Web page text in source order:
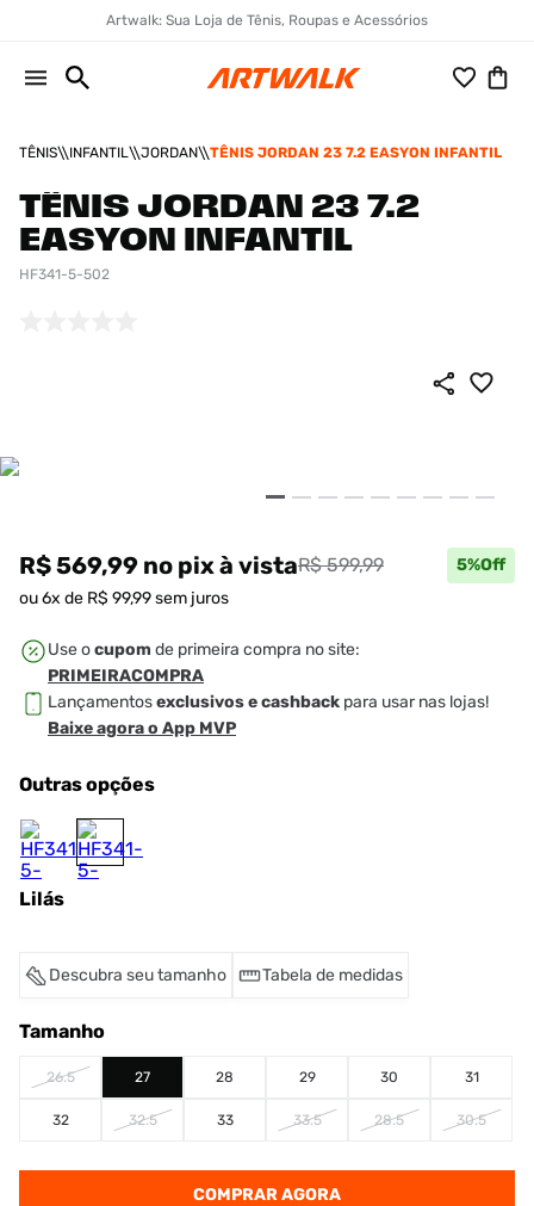
Artwalk: Sua Loja de Tênis, Roupas e Acessórios
TÊNIS INFANTIL JORDAN TÊNIS JORDAN 23 7.2 EASYON INFANTIL
TÊNIS JORDAN 23 7.2
EASYON INFANTIL
HF341-5-502
R$ 569,99 no pixà vistaR$ 599,99 5%Off
ou6x de R$ 99,99sem juros
Use ocupom de primeira compra no site:
PRIMEIRACOMPRA
Lançamentosexclusivos e cashback para usar nas lojas!
Baixe agora o App MVP
Outras opções
Lilás
Descubra seu tamanho Tabela de medidas
Tamanho
26.5 27 28 29 30 31
32 32.5 33 33.5 28.5 30.5
COMPRAR AGORA